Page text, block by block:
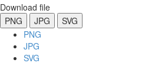
Download file
PNG
JPG
SVG
PNG
JPG
SVG